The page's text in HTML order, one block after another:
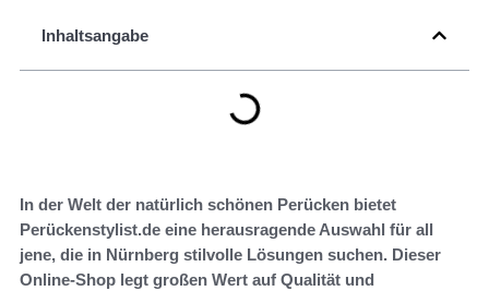
Inhaltsangabe
In der Welt der natürlich schönen Perücken bietet
Perückenstylist.de eine herausragende Auswahl für all
jene, die in Nürnberg stilvolle Lösungen suchen. Dieser
Online-Shop legt großen Wert auf Qualität und